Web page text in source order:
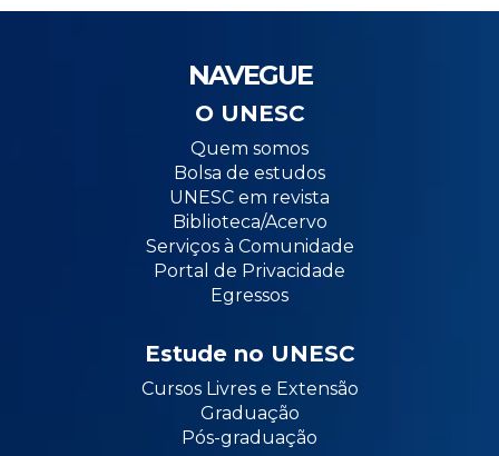
NAVEGUE
O UNESC
Quem somos
Bolsa de estudos
UNESC em revista
Biblioteca/Acervo
Serviços à Comunidade
Portal de Privacidade
Egressos
Estude no UNESC
Cursos Livres e Extensão
Graduação
Pós-graduação